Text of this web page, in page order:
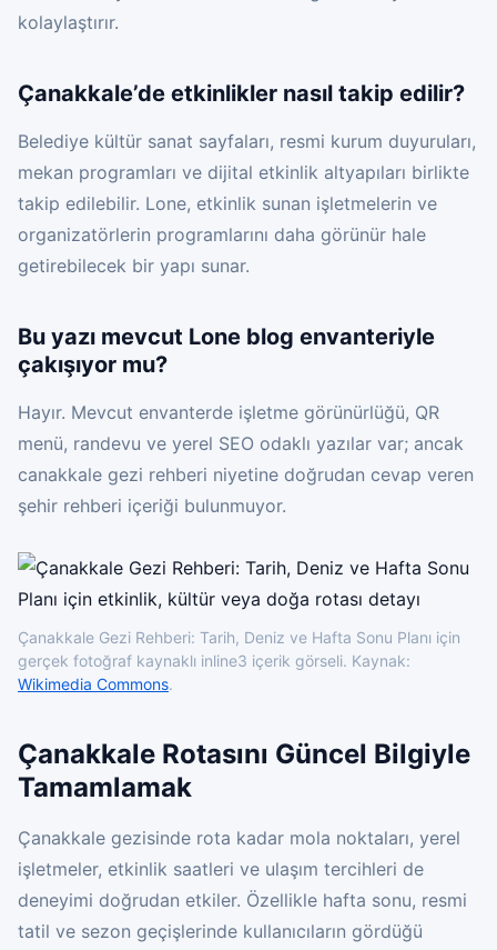
kolaylaştırır.
Çanakkale’de etkinlikler nasıl takip edilir?
Belediye kültür sanat sayfaları, resmi kurum duyuruları,
mekan programları ve dijital etkinlik altyapıları birlikte
takip edilebilir. Lone, etkinlik sunan işletmelerin ve
organizatörlerin programlarını daha görünür hale
getirebilecek bir yapı sunar.
Bu yazı mevcut Lone blog envanteriyle
çakışıyor mu?
Hayır. Mevcut envanterde işletme görünürlüğü, QR
menü, randevu ve yerel SEO odaklı yazılar var; ancak
canakkale gezi rehberi niyetine doğrudan cevap veren
şehir rehberi içeriği bulunmuyor.
Çanakkale Gezi Rehberi: Tarih, Deniz ve Hafta Sonu Planı için
gerçek fotoğraf kaynaklı inline3 içerik görseli. Kaynak:
Wikimedia Commons.
Çanakkale Rotasını Güncel Bilgiyle
Tamamlamak
Çanakkale gezisinde rota kadar mola noktaları, yerel
işletmeler, etkinlik saatleri ve ulaşım tercihleri de
deneyimi doğrudan etkiler. Özellikle hafta sonu, resmi
tatil ve sezon geçişlerinde kullanıcıların gördüğü